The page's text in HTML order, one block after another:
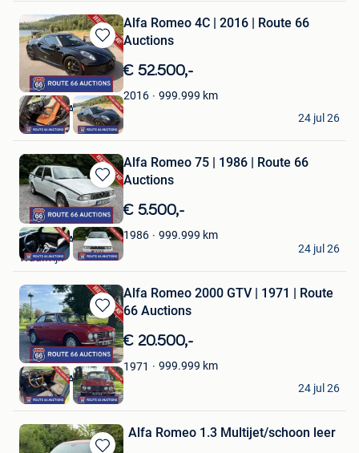
Bewaren
in
Mijn
Favorieten
Alfa Romeo 4C | 2016 | Route 66
Auctions
€ 52.500,-
2016 999.999 km
Route 66 Auctions
Waalwijk
24 jul 26
Bewaren
in
Mijn
Favorieten
Alfa Romeo 75 | 1986 | Route 66
Auctions
€ 5.500,-
1986 999.999 km
Route 66 Auctions
Waalwijk
24 jul 26
Bewaren
in
Mijn
Favorieten
Alfa Romeo 2000 GTV | 1971 | Route
66 Auctions
€ 20.500,-
1971 999.999 km
Route 66 Auctions
Waalwijk
24 jul 26
Alfa Romeo 1.3 Multijet/schoon leer